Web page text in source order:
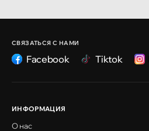
СВЯЗАТЬСЯ С НАМИ
Facebook Tiktok
ИНФОРМАЦИЯ
О нас